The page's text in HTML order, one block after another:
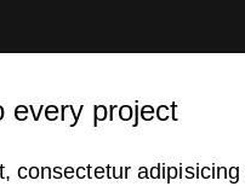
every project
consectetur